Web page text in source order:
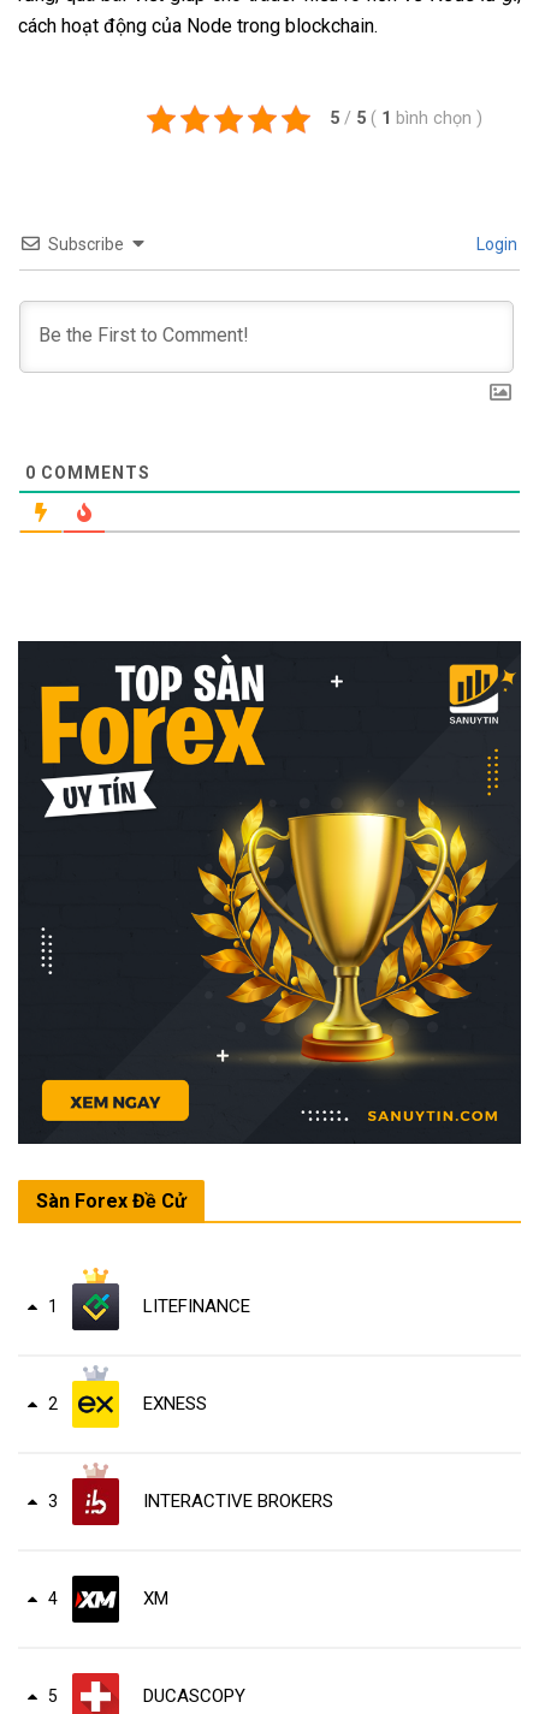
cách hoạt động của Node trong blockchain.
5 / 5 ( 1 bình chọn )
Subscribe Login
0 COMMENTS
Sàn Forex Đề Cử
1 LITEFINANCE
2 EXNESS
3 INTERACTIVE BROKERS
4 XM
5 DUCASCOPY